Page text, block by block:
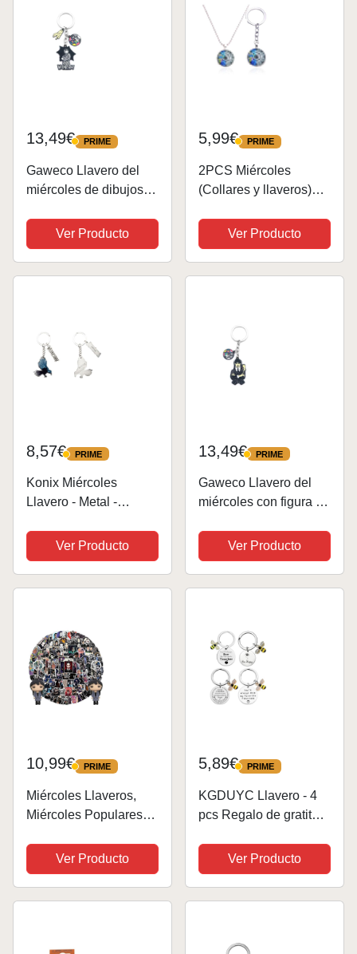
Para...
13,49€ PRIME
PRIME
Gaweco Llavero del
miércoles de dibujos
llavero de metal,
colección de
accesorios para
Ver Producto
5,99€ PRIME
PRIME
2PCS Miércoles
(Collares y llaveros)
Collar Colgante
Miércoles Mercoledì
Joyería De Las
Mujeres...
Ver Producto
8,57€ PRIME
PRIME
Konix Miércoles
Llavero - Metal -
negroVer Producto
13,49€ PRIME
PRIME
Gaweco Llavero del
miércoles con figura de
Addams, llavero de
metal para cosplay,
colección de
Ver Producto
10,99€ PRIME
PRIME
Miércoles Llaveros,
Miércoles Populares
Juguete
Regalos,Adaams
Miércoles Programa
Miércoles Garabato...
Ver Producto
5,89€ PRIME
PRIME
KGDUYC Llavero - 4
pcs Regalo de gratitud,
pequeña,llaveros de
agradecimiento,Llaver
o de acero inoxidable,
Ver Producto